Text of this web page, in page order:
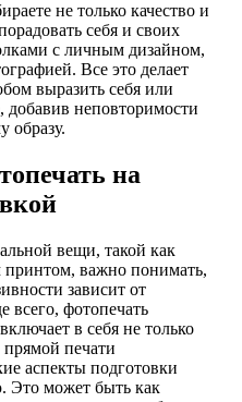
не только качество и
себя и своих
с личным дизайном,
Все это делает
выразить себя или
неповторимости
образу.
на
вещи, такой как
важно понимать,
зависит от
всего, фотопечать
в себя не только
печати
аспекты подготовки
Это может быть как